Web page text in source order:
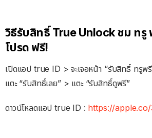
วิธีรับสิทธิ์ True Unlock ชม ทรู
โปรด ฟรี!
เปิดแอป true ID > จะเจอหน้า “รับสิทธิ์ ทรูพ
แตะ “รับสิทธิ์เลย” > แตะ “รับสิทธิ์ดูฟรี”
ดาวน์โหลดแอป true ID : https://apple.co/